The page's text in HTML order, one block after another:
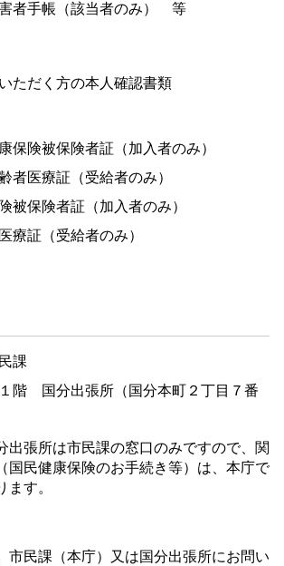
者手帳（該当者のみ） 等
ただく方の本人確認書類
保険被保険者証（加入者のみ）
者医療証（受給者のみ）
被保険者証（加入者のみ）
療証（受給者のみ）
課
階 国分出張所（国分本町２丁目７番
張所は市民課の窓口のみですので、関
国民健康保険のお手続き等）は、本庁で
ます。
市民課（本庁）又は国分出張所にお問い